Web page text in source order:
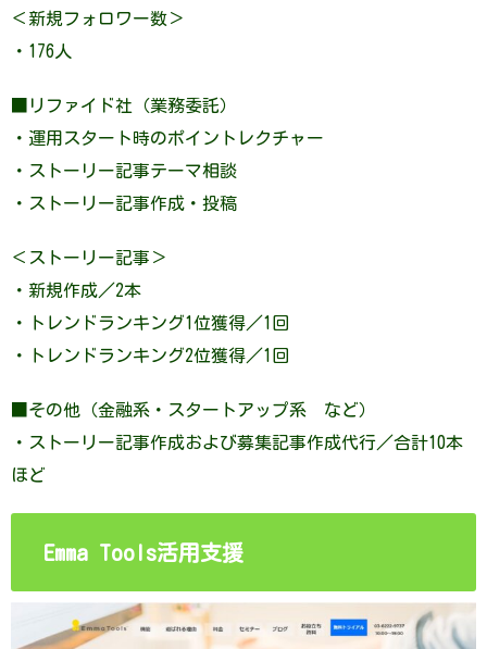
＜新規フォロワー数＞
・176人
■リファイド社（業務委託）
・運用スタート時のポイントレクチャー
・ストーリー記事テーマ相談
・ストーリー記事作成・投稿
＜ストーリー記事＞
・新規作成／2本
・トレンドランキング1位獲得／1回
・トレンドランキング2位獲得／1回
■その他（金融系・スタートアップ系 など）
・ストーリー記事作成および募集記事作成代行／合計10本
ほど
Emma Tools活用支援